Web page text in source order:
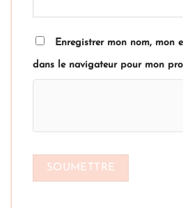
Enregistrer mon nom, mon
dans le navigateur pour mon